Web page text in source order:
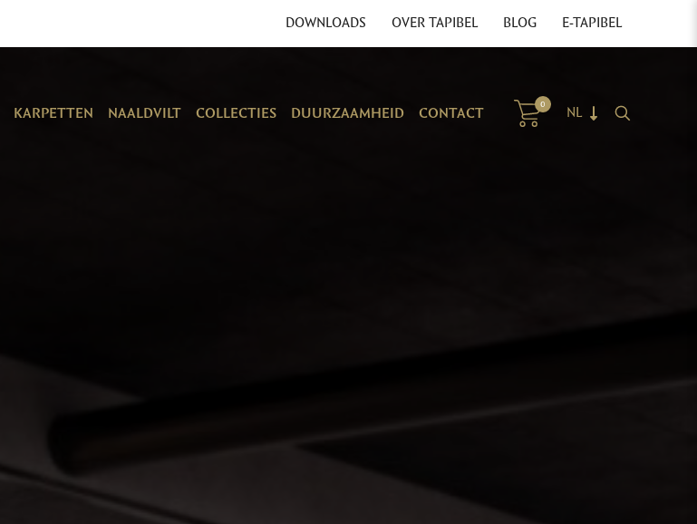
DOWNLOADS OVER TAPIBEL BLOG E-TAPIBEL
KARPETTEN NAALDVILT COLLECTIES DUURZAAMHEID CONTACT 0 NL